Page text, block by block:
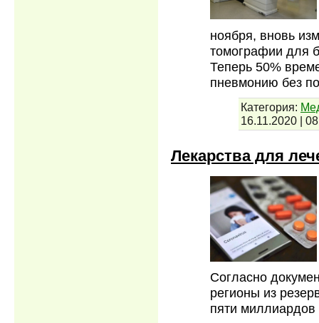
ноября, вновь
томографии для
Теперь 50%
пневмонию без
Категория:
16.11.2020 |
Лекарства для
Согласно
регионы из
пяти миллиардов